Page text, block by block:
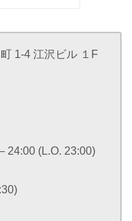
1-4 江沢ビル １F
24:00 (L.O. 23:00)